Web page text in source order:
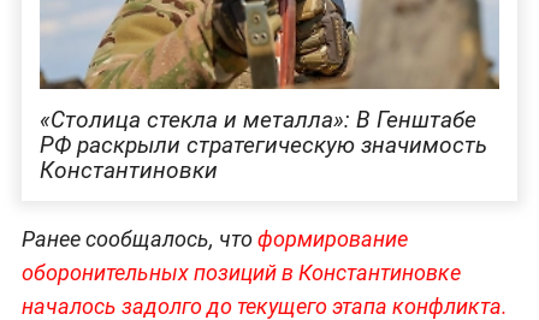
«Столица стекла и металла»: В Генштабе
РФ раскрыли стратегическую значимость
Константиновки
Ранее сообщалось, чтоформирование
оборонительных позиций в Константиновке
началось задолго до текущего этапа конфликта.